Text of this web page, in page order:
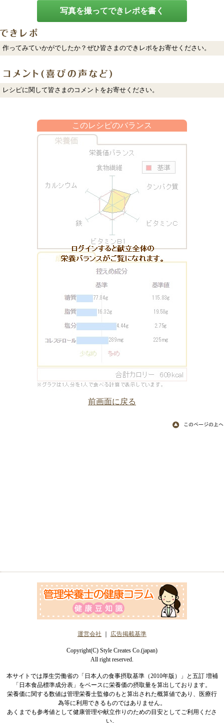
写真を撮ってできレポを書く
作ってみていかがでしたか？ぜひ皆さまのできレポをお寄せください。
レシピに関して皆さまのコメントをお寄せください。
このレシピのバランス
前画面に戻る
運営会社 広告掲載基準
Copyright(C) Style Creates Co.(japan)
All right reserved.
本サイトでは厚生労働省の「日本人の食事摂取基準（2010年版）」と五訂 増補
「日本食品標準成分表」をベースに栄養価の摂取量を算出しております。
栄養価に関する数値は管理栄養士監修のもと算出された概算値であり、医療行
為等に利用できるものではありません。
あくまでも参考値として健康管理や献立作りのための目安としてご利用くださ
い。